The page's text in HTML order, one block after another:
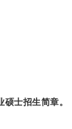
士招生简章。